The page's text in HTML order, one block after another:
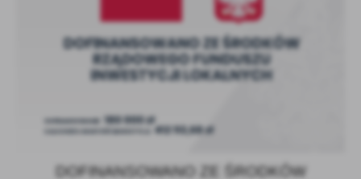
DOFINANSOWANO ZE ŚRODKÓW